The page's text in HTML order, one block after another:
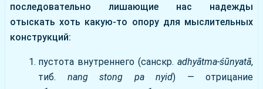
последовательно лишающие нас надежды
отыскать хоть какую-то опору для мыслительных
конструкций:
пустота внутреннего (санскр. adhyātma-śūnyatā,
тиб. nang stong pa nyid) — отрицание